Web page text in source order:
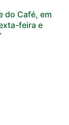
do Café, em
feira e